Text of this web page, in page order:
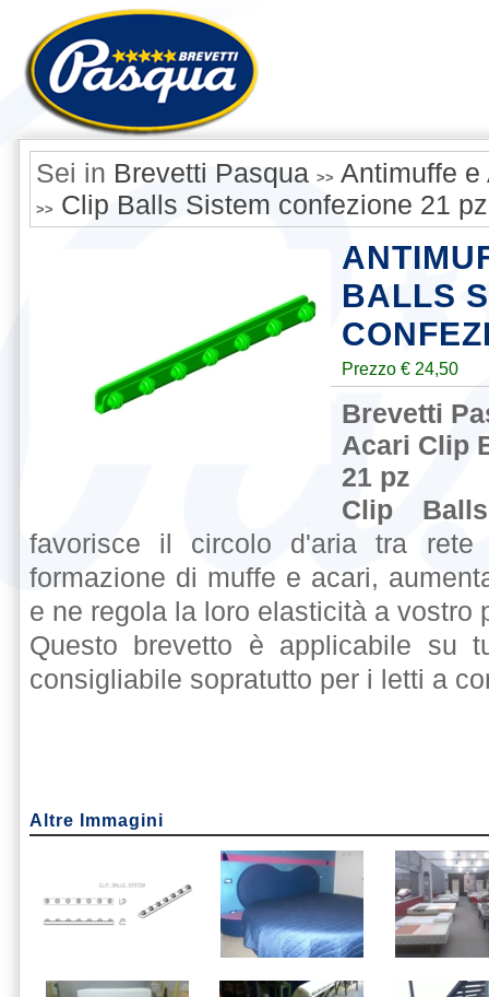
Sei in Brevetti Pasqua >> Antimuffe e
>> Clip Balls Sistem confezione 21 pz
BALLS
Prezzo € 24,50
Brevetti
Acari Clip
21 pz
Clip
favorisce il circolo d'aria tra rete
formazione di muffe e acari,
e ne regola la loro elasticità a vostro
Questo brevetto è applicabile su
consigliabile sopratutto per i letti a
Altre Immagini